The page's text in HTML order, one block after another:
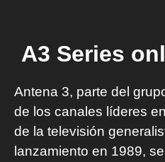
A3 Series
Antena 3, parte del
de los canales líderes
de la televisión
lanzamiento en 1989,